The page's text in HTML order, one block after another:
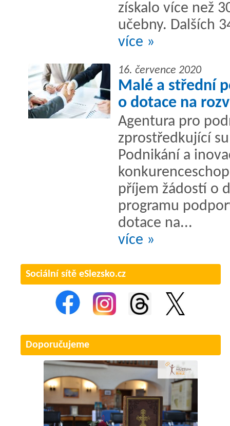
získalo více než
učebny. Dalších
více »
16. července 2020
Malé a střední
o dotace na
Agentura pro
zprostředkující
Podnikání a
příjem žádostí o
programu
dotace na...
více »
Sociální sítě eSlezsko.cz
Doporučujeme